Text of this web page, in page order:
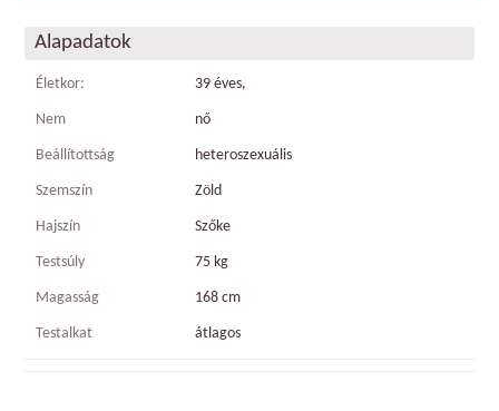
Alapadatok
Életkor: 39 éves,
Nem nő
Beállítottság heteroszexuális
Szemszín Zöld
Hajszín Szőke
Testsúly 75 kg
Magasság 168 cm
Testalkat átlagos